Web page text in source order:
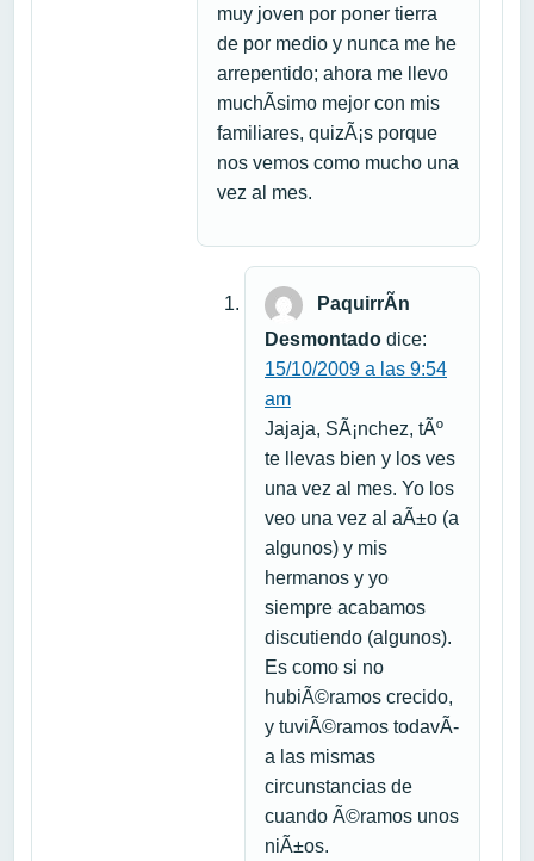
muy joven por poner tierra
de por medio y nunca me he
arrepentido; ahora me llevo
muchÃ­simo mejor con mis
familiares, quizÃ¡s porque
nos vemos como mucho una
vez al mes.
PaquirrÃ­n
Desmontado dice:
15/10/2009 a las 9:54
am
Jajaja, SÃ¡nchez, tÃº
te llevas bien y los ves
una vez al mes. Yo los
veo una vez al aÃ±o (a
algunos) y mis
hermanos y yo
siempre acabamos
discutiendo (algunos).
Es como si no
hubiÃ©ramos crecido,
y tuviÃ©ramos todavÃ­
a las mismas
circunstancias de
cuando Ã©ramos unos
niÃ±os.